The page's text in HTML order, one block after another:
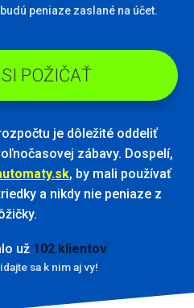
peniaze zaslané na účet.
POŽIČAŤ
je dôležité oddeliť
zábavy. Dospelí,
, by mali používať
a nikdy nie peniaze z
už 102 klientov
sa k nim aj vy!